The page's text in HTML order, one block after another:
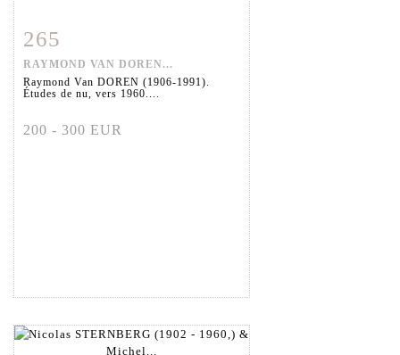
Fiche détaillée
265
RAYMOND VAN DOREN...
Raymond Van DOREN (1906-1991).
Études de nu, vers 1960....
200 - 300 EUR